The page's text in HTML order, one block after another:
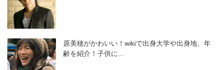
原美穂がかわいい！wikiで出身大学や出身地、年
齢を紹介！子供に…